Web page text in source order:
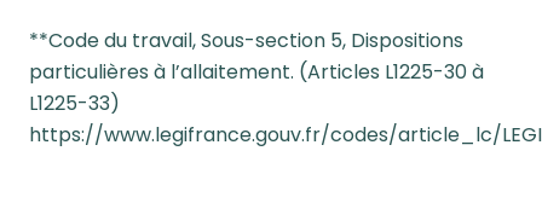
**Code du travail, Sous-section 5, Dispositions
particulières à l’allaitement. (Articles L1225-30 à
L1225-33)
https://www.legifrance.gouv.fr/codes/article_lc/